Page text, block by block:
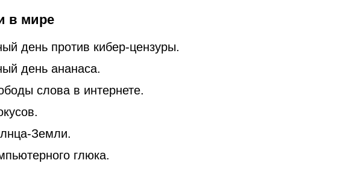
в мире
день против кибер-цензуры.
день ананаса.
слова в интернете.
Земли.
глюка.